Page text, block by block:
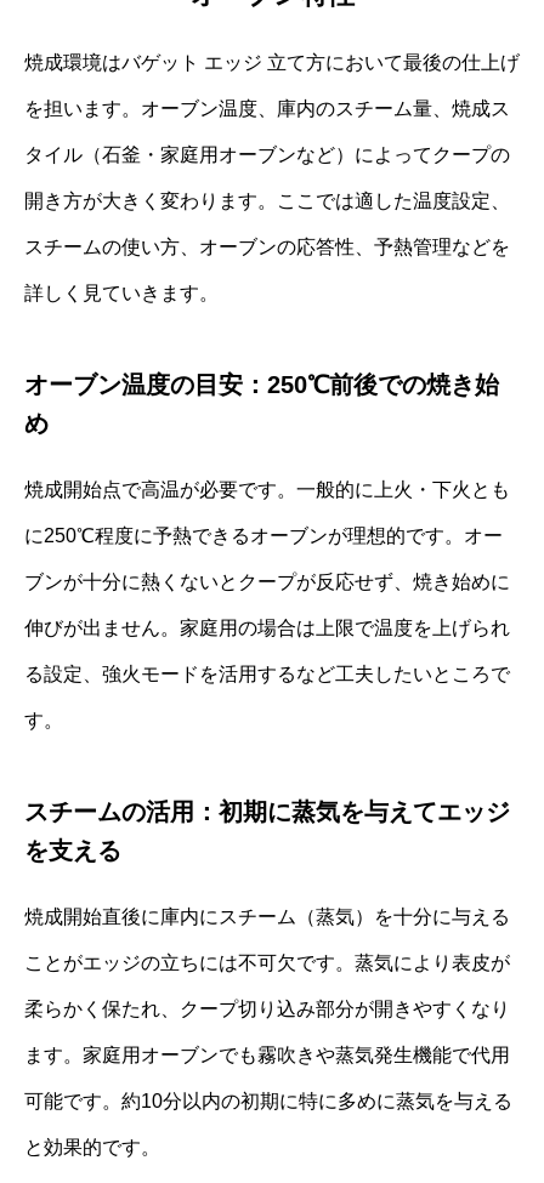
焼成環境はバゲット エッジ 立て方において最後の仕上げ
を担います。オーブン温度、庫内のスチーム量、焼成ス
タイル（石釜・家庭用オーブンなど）によってクープの
開き方が大きく変わります。ここでは適した温度設定、
スチームの使い方、オーブンの応答性、予熱管理などを
詳しく見ていきます。
オーブン温度の目安：250℃前後での焼き始
め
焼成開始点で高温が必要です。一般的に上火・下火とも
に250℃程度に予熱できるオーブンが理想的です。オー
ブンが十分に熱くないとクープが反応せず、焼き始めに
伸びが出ません。家庭用の場合は上限で温度を上げられ
る設定、強火モードを活用するなど工夫したいところで
す。
スチームの活用：初期に蒸気を与えてエッジ
を支える
焼成開始直後に庫内にスチーム（蒸気）を十分に与える
ことがエッジの立ちには不可欠です。蒸気により表皮が
柔らかく保たれ、クープ切り込み部分が開きやすくなり
ます。家庭用オーブンでも霧吹きや蒸気発生機能で代用
可能です。約10分以内の初期に特に多めに蒸気を与える
と効果的です。